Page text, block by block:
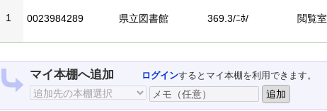
1 0023984289 県立図書館 369.3/ﾆﾎ/ 閲覧室
マイ本棚へ追加 ログインするとマイ本棚を利用できます。